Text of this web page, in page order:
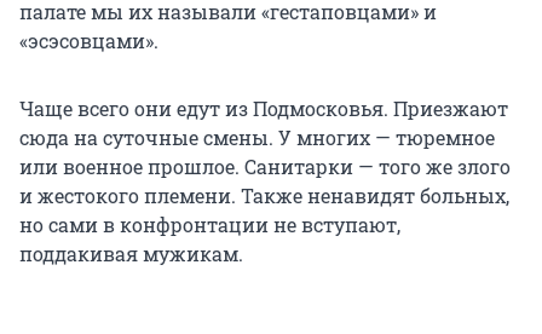
палате мы их называли «гестаповцами» и
«эсэсовцами».
Чаще всего они едут из Подмосковья. Приезжают
сюда на суточные смены. У многих — тюремное
или военное прошлое. Санитарки — того же злого
и жестокого племени. Также ненавидят больных,
но сами в конфронтации не вступают,
поддакивая мужикам.